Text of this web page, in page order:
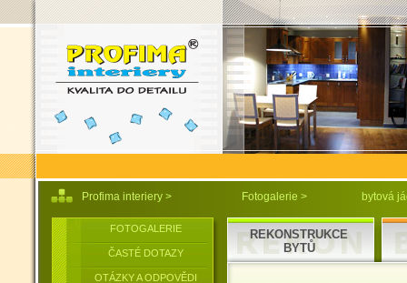
Profima interiery > Fotogalerie > bytová
FOTOGALERIE
ČASTÉ DOTAZY
OTÁZKY A ODPOVĚDI
REKONSTRUKCE
BYTŮ